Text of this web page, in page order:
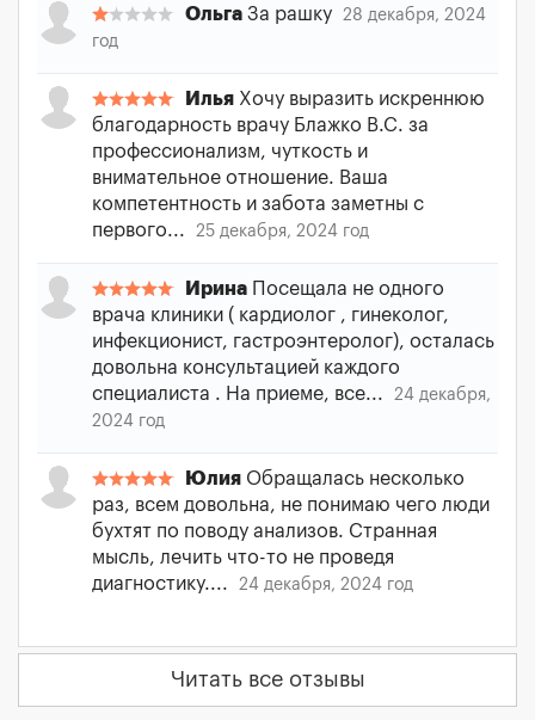
Ольга За рашку
28 декабря, 2024
год
Илья Хочу выразить искреннюю
благодарность врачу Блажко В.С. за
профессионализм, чуткость и
внимательное отношение. Ваша
компетентность и забота заметны с
первого...
25 декабря, 2024 год
Ирина Посещала не одного
врача клиники ( кардиолог , гинеколог,
инфекционист, гастроэнтеролог), осталась
довольна консультацией каждого
специалиста . На приеме, все...
24 декабря,
2024 год
Юлия Обращалась несколько
раз, всем довольна, не понимаю чего люди
бухтят по поводу анализов. Странная
мысль, лечить что-то не проведя
диагностику....
24 декабря, 2024 год
Читать все отзывы